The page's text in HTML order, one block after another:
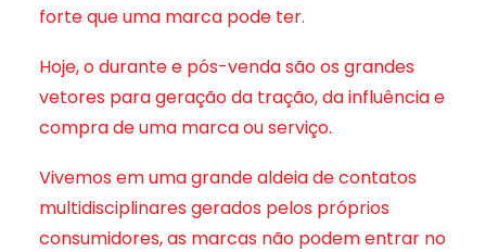
forte que uma marca pode ter.
Hoje, o durante e pós-venda são os grandes
vetores para geração da tração, da influência e
compra de uma marca ou serviço.
Vivemos em uma grande aldeia de contatos
multidisciplinares gerados pelos próprios
consumidores, as marcas não podem entrar no